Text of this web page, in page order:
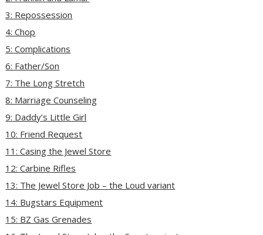
3: Repossession
4: Chop
5: Complications
6: Father/Son
7: The Long Stretch
8: Marriage Counseling
9: Daddy’s Little Girl
10: Friend Request
11: Casing the Jewel Store
12: Carbine Rifles
13: The Jewel Store Job – the Loud variant
14: Bugstars Equipment
15: BZ Gas Grenades